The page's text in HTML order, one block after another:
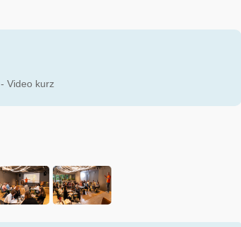
- Video kurz